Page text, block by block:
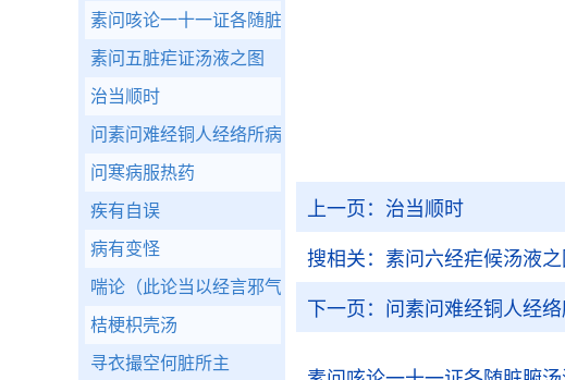
上一页： 治当顺时
搜相关： 素问六经疟候汤液之
下一页： 问素问难经铜人经
素问咳论一十一证各随脏腑汤液之图
素问五脏疟证汤液之图
治当顺时
问素问难经铜人经络所病各异者如用针当从何法
问寒病服热药
疾有自误
病有变怪
喘论（此论当以经言邪气盛则实断之．）
桔梗枳壳汤
寻衣撮空何脏所主